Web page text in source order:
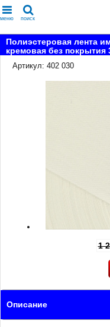
меню поиск
Полиэстеровая лента
кремовая без покрытия
Артикул: 402 030
1
Описание